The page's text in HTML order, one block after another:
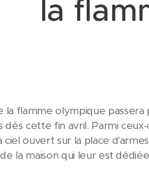
la
la flamme olympique
dès cette fin avril. Parmi
ciel ouvert sur la place
la maison qui leur est